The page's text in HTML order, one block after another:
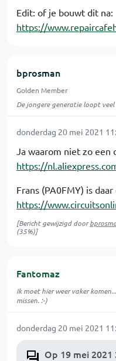
Edit: of je bouwt dit na:
https://
bprosman
Golden Member
De jongere generatie loopt
donderdag 20 mei 2021
Ja waarom niet zo een
https://
Frans (PA0FMY) is
https://
[Bericht gewijzigd door
(35%)]
Fantomaz
Ik moet hier weer vaker
missen. :-)
donderdag 20 mei 2021
Op 19 mei